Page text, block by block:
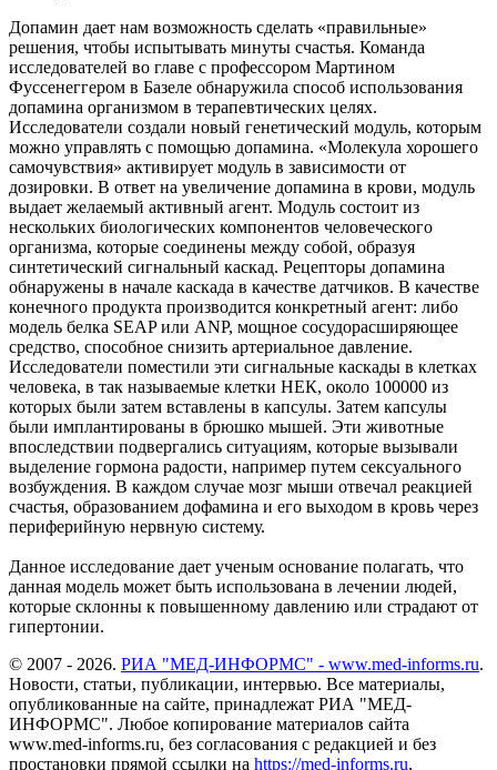
Допамин дает нам возможность сделать «правильные»
решения, чтобы испытывать минуты счастья. Команда
исследователей во главе с профессором Мартином
Фуссенеггером в Базеле обнаружила способ использования
допамина организмом в терапевтических целях.
Исследователи создали новый генетический модуль, которым
можно управлять с помощью допамина. «Молекула хорошего
самочувствия» активирует модуль в зависимости от
дозировки. В ответ на увеличение допамина в крови, модуль
выдает желаемый активный агент. Модуль состоит из
нескольких биологических компонентов человеческого
организма, которые соединены между собой, образуя
синтетический сигнальный каскад. Рецепторы допамина
обнаружены в начале каскада в качестве датчиков. В качестве
конечного продукта производится конкретный агент: либо
модель белка SEAP или ANP, мощное сосудорасширяющее
средство, способное снизить артериальное давление.
Исследователи поместили эти сигнальные каскады в клетках
человека, в так называемые клетки НЕК, около 100000 из
которых были затем вставлены в капсулы. Затем капсулы
были имплантированы в брюшко мышей. Эти животные
впоследствии подвергались ситуациям, которые вызывали
выделение гормона радости, например путем сексуального
возбуждения. В каждом случае мозг мыши отвечал реакцией
счастья, образованием дофамина и его выходом в кровь через
периферийную нервную систему.
Данное исследование дает ученым основание полагать, что
данная модель может быть использована в лечении людей,
которые склонны к повышенному давлению или страдают от
гипертонии.
© 2007 - 2026. РИА "МЕД-ИНФОРМС" - www.med-informs.ru.
Новости, статьи, публикации, интервью. Все материалы,
опубликованные на сайте, принадлежат РИА "МЕД-
ИНФОРМС". Любое копирование материалов сайта
www.med-informs.ru, без согласования с редакцией и без
простановки прямой ссылки на https://med-informs.ru,